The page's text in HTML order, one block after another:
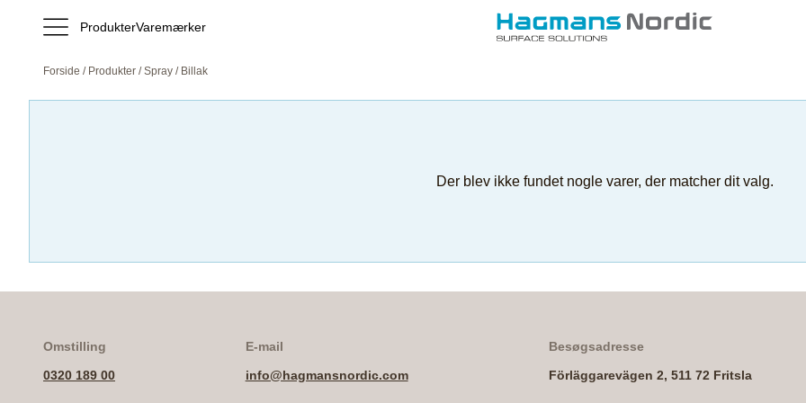
ProdukterVaremærker
Forside / Produkter /Spray / Billak
Der blev ikke fundet nogle varer, der matcher dit valg.
Omstilling
0320 189 00
E-mail
info@hagmansnordic.com
Besøgsadresse
Förläggarevägen 2, 511 72 Fritsla